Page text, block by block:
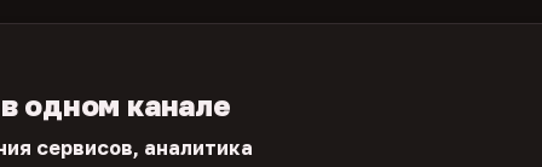
одном канале
сервисов, аналитика